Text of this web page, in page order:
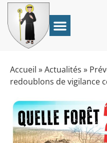
Accueil »Actualités »
redoublons de vigilance